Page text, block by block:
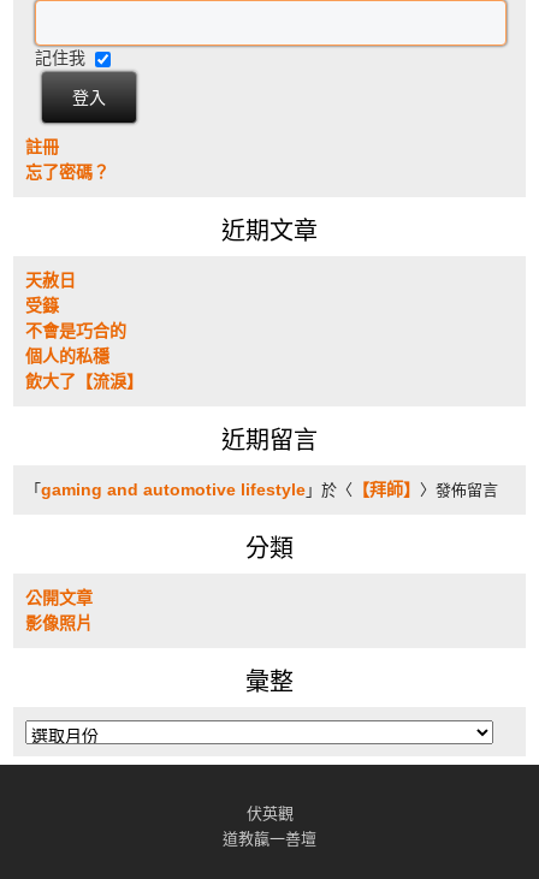
記住我
註冊
忘了密碼？
近期文章
天赦日
受籙
不會是巧合的
個人的私穩
飲大了【流淚】
近期留言
「gaming and automotive lifestyle 」於〈 【拜師】 〉發佈留言
分類
公開文章
影像照片
彙整
彙
伏英觀
道教靝一善壇